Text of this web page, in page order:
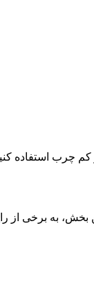
چرب استفاده
به برخی از